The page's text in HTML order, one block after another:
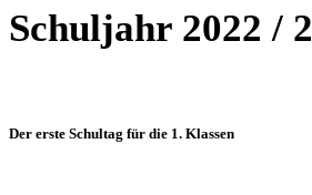
Schuljahr 2022 /
Der erste Schultag für die 1. Klassen